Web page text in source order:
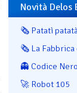
Novità Delos
🗞️ Patatì
🗞️ La Fabbrica
👻 Codice Nero
🚀 Robot 105